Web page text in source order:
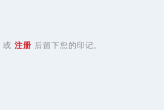
或 注册 后留下您的印记。